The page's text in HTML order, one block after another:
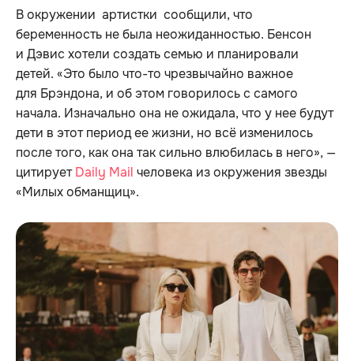
В окружении артистки сообщили, что
беременность не была неожиданностью. Бенсон
и Дэвис хотели создать семью и планировали
детей. «Это было что-то чрезвычайно важное
для Брэндона, и об этом говорилось с самого
начала. Изначально она не ожидала, что у нее будут
дети в этот период ее жизни, но всё изменилось
после того, как она так сильно влюбилась в него», —
цитируетDaily Mail человека из окружения звезды
«Милых обманщиц».